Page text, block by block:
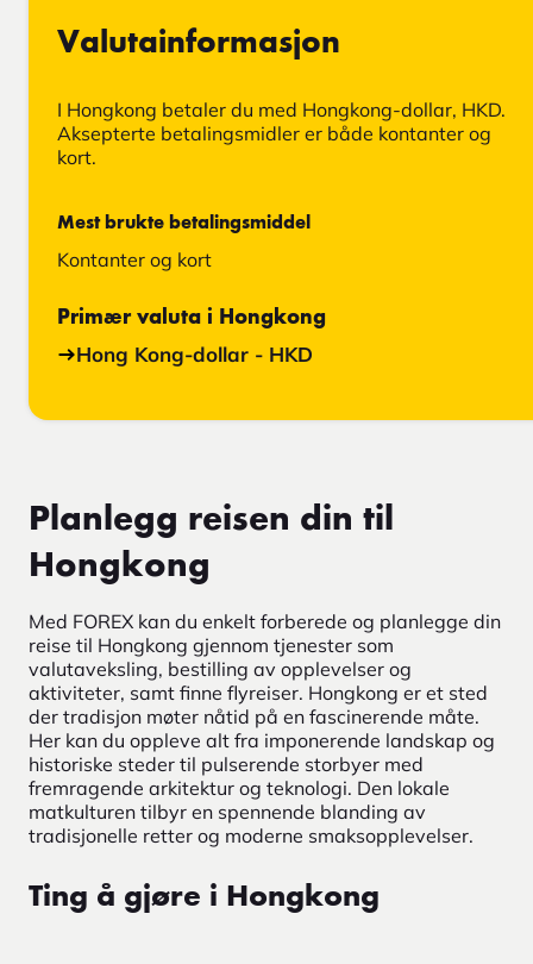
Valutainformasjon
I Hongkong betaler du med Hongkong-dollar, HKD.
Aksepterte betalingsmidler er både kontanter og
kort.
Mest brukte betalingsmiddel
Kontanter og kort
Primær valuta i Hongkong
Hong Kong-dollar - HKD
Planlegg reisen din til
Hongkong
Med FOREX kan du enkelt forberede og planlegge din
reise til Hongkong gjennom tjenester som
valutaveksling, bestilling av opplevelser og
aktiviteter, samt finne flyreiser. Hongkong er et sted
der tradisjon møter nåtid på en fascinerende måte.
Her kan du oppleve alt fra imponerende landskap og
historiske steder til pulserende storbyer med
fremragende arkitektur og teknologi. Den lokale
matkulturen tilbyr en spennende blanding av
tradisjonelle retter og moderne smaksopplevelser.
Ting å gjøre i Hongkong